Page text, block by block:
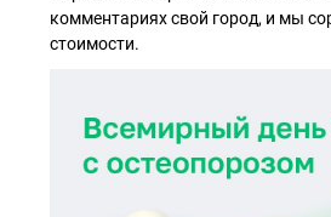
комментариях свой город, и мы
стоимости.